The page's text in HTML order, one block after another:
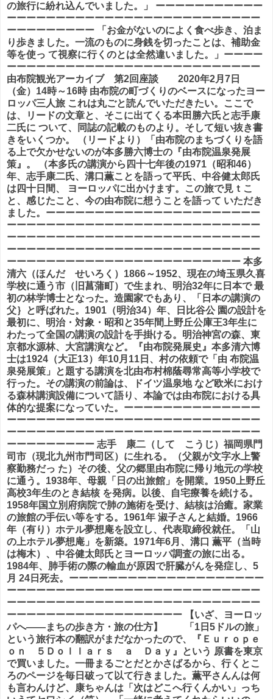
の旅行に紛れ込んでいました。」 ーーーーーーーーーーー
ーーーーーーーーーーーーーーーーーーーーーーーーーー
ーーーーーーーーー 「お金がないのによく食べ歩き、泊ま
り歩きました。一流のものに身銭を切ったことは、補助金
等を使っ て視察に行くのとは全然違いました。」ーーーー
ーーーーーーーーーーーーーーーーーーーーーーーーーー
由布院観光アーカイブ 第2回座談 2020年2月7日
（金）14時～16時由布院の町づくりのベースになったヨー
ロッパ三人旅 これは丸ごと読んでいただきたい。ここで
は、リードの文章と、そこに出てくる本田勝六氏と志手康
二氏に ついて、同誌の記載のものより。そして短い抜き書
きをいくつか。 （リードより）「由布院のまちづくりを語
る上で欠かせないのが本多勝六博士の『由布院温泉発展
策』。 （本多氏の講演から四十七年後の1971（昭和46）
年、志手康二氏、溝口薫ことを語って平氏、中谷健太郎氏
は四十日間、 ヨーロッパに出かけます。この旅で見ｔこ
と、感じたこと、今の由布院に想うことを語って いただき
ました。ーーーーーーーーーーーーーーーーーーーーーー
ーーーーーーーーーーーーーーーーーーーーーーーーーー
ーーーーーーーーーーーーーーーーーーーーーーーーーー
ーーーーーーーーーーーーーーーーーーーーーーーーーー
ーーーーーーーーーーーーーーーーーーーーーーーー 本多
清六（ほんだ せいろく）1866～1952、現在の埼玉県久喜
学校に通う市（旧菖蒲町）で生まれ、明治32年に日本で 最
初の林学博士となった。造園家でもあり、「日本の講演の
父｝と呼ばれた。1901（明治34）年、日比谷公 園の設計を
最初に、明治・対象・昭和と35年間上野丘公庫王3年生に
わたって全国の講演の設計を手掛ける。明治神宮の森、東
京都水源林、大宮講演など。『由布院発展史』本多清六博
士は1924（大正13）年10月11日、村の依頼で「由 布院温
泉発展策」と題する講演を北由布村棉蔭尋常高等小学校で
行った。その講演の前論は、ドイツ温泉地 など欧米におけ
る森林講演設備について語り、本論では由布院における具
体的な提案になっていた。ーーーーーーーーーーーーーー
ーーーーーーーーーーーーーーーーーーーーーーーーーー
ーーーーーーーーーーーーーーーーーーーーーーーーーー
ーーーーーーーーー 志手 康二（して こうじ）福岡県門
司市（現北九州市門司区）に生れる。（父親が文字水上警
察勤務だっ た）その後、父の郷里由布院に帰り地元の学校
に通う。1938年、母親「日の出旅館」を開業。1950上野丘
高校3年生のとき結核 を発病。以後、自宅療養を続ける。
1958年国立別府病院で肺の施術を受け、結核は治癒。家業
の旅館の手伝い等をする。1961年 淑子さんと結婚。1966
年（有り）ホテル夢想庵を設立し、代表取締役就任。「山
の上ホテル夢想庵」を新築。1971年6月、溝口 薫平（当時
は梅木）、中谷健太郎氏とヨーロッパ調査の旅に出る。
1984年、肺手術の際の輸血が原因で肝臓がんを発症し、5
月 24日死去。ーーーーーーーーーーーーーーーーーーーー
ーーーーーーーーーーーーーーーーーーーーーーーーーー
ーーーーーーーーーーーーーーーーーーーーーーーーーー
ーーーーーーーーーーーーーーーーーー 【いざ、ヨーロッ
パへ――まちの歩き方・旅の仕方】 「1日5ドルの旅」
という旅行本の翻訳がまだなかったので、『Ｅｕｒｏｐｅ
ｏｎ ５Ｄｏｌｌａｒｓ ａ Ｄａｙ』という 原書を東京
で買いました。一冊まるごとだとかさばるから、行くとこ
ろのページを毎日破って以て行きました。薫平さんんは何
も言わんけど、康ちゃんは「次はどこへ行くんかい」っち